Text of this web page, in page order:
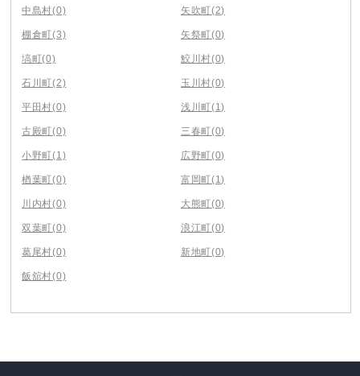
中島村(0) 矢吹町(2)
棚倉町(3) 矢祭町(0)
塙町(0) 鮫川村(0)
石川町(2) 玉川村(0)
平田村(0) 浅川町(1)
古殿町(0) 三春町(0)
小野町(1) 広野町(0)
楢葉町(0) 富岡町(1)
川内村(0) 大熊町(0)
双葉町(0) 浪江町(0)
葛尾村(0) 新地町(0)
飯舘村(0)